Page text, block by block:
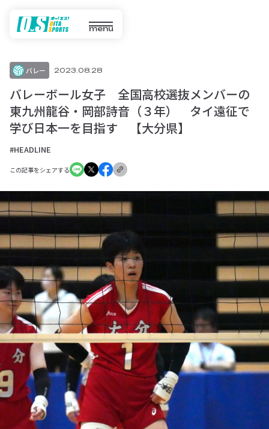
menu
バレー 2023.08.28
バレーボール女子 全国高校選抜メンバーの
東九州龍谷・岡部詩音（３年） タイ遠征で
学び日本一を目指す 【大分県】
#HEADLINE
この記事をシェアする